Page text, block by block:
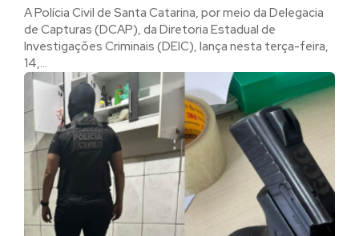
A Polícia Civil de Santa Catarina, por meio da Delegacia
de Capturas (DCAP), da Diretoria Estadual de
Investigações Criminais (DEIC), lança nesta terça-feira,
14,...